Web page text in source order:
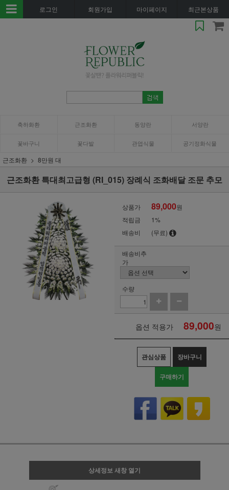
로그인 회원가입 마이페이지 최근본상품
축하화환 근조화환 동양란 서양란
꽃바구니 꽃다발 관엽식물 공기정화식물
근조화환 8만원 대
근조화환 특대최고급형 (RI_015) 장례식 조화배달 조문 추모
상품가 89,000원
적립금
1%
배송비
(무료)
배송비추
가
수량
옵션 적용가 89,000원
관심상품 장바구니
구매하기
상세정보 새창 열기